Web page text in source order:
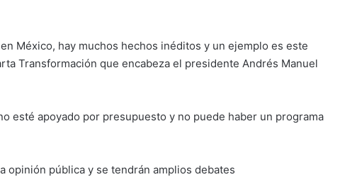
México, hay muchos hechos inéditos y un ejemplo es este
Transformación que encabeza el presidente Andrés Manuel
esté apoyado por presupuesto y no puede haber un programa
opinión pública y se tendrán amplios debates